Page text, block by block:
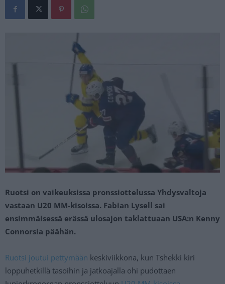
Ruotsi on vaikeuksissa pronssiottelussa Yhdysvaltoja
vastaan U20 MM-kisoissa. Fabian Lysell sai
ensimmäisessä erässä ulosajon taklattuaan USA:n Kenny
Connorsia päähän.
Ruotsi joutui pettymään keskiviikkona, kun Tshekki kiri
loppuhetkillä tasoihin ja jatkoajalla ohi pudottaen